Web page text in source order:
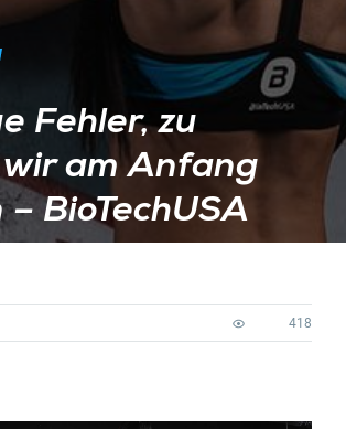
Fehler, zu
am Anfang
BioTechUSA
418